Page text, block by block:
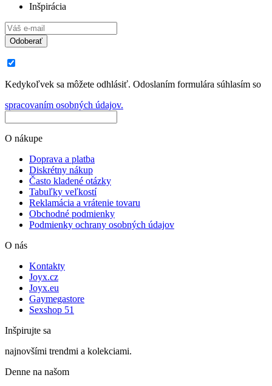
Inšpirácia
Odoberať
Kedykoľvek sa môžete odhlásiť. Odoslaním formulára súhlasím so
spracovaním osobných údajov.
O nákupe
Doprava a platba
Diskrétny nákup
Často kladené otázky
Tabuľky veľkostí
Reklamácia a vrátenie tovaru
Obchodné podmienky
Podmienky ochrany osobných údajov
O nás
Kontakty
Joyx.cz
Joyx.eu
Gaymegastore
Sexshop 51
Inšpirujte sa
najnovšími trendmi a kolekciami.
Denne na našom